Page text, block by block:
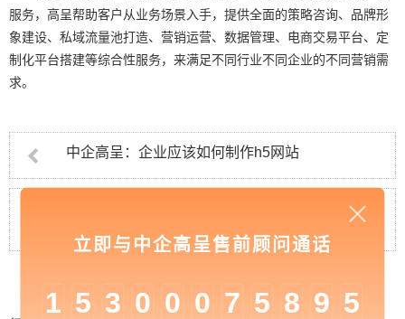
服务，高呈帮助客户从业务场景入手，提供全面的策略咨询、品牌形
象建设、私域流量池打造、营销运营、数据管理、电商交易平台、定
制化平台搭建等综合性服务，来满足不同行业不同企业的不同营销需
求。
中企高呈：企业应该如何制作h5网站
立即与中企高呈售前顾问通话
1 5 3 0 0 0 7 5 8 9 5